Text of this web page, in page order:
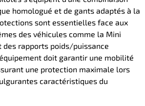
homologué et de gants adaptés à la
sont essentielles face aux
des véhicules comme la Mini
rapports poids/puissance
doit garantir une mobilité
une protection maximale lors
caractéristiques du